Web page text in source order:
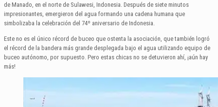
de Manado, en el norte de Sulawesi, Indonesia. Después de siete minutos
impresionantes, emergieron del agua formando una cadena humana que
simbolizaba la celebración del 74º aniversario de Indonesia.
Este no es el único récord de buceo que ostenta la asociación, que también logró
el récord de la bandera más grande desplegada bajo el agua utilizando equipo de
buceo autónomo, por supuesto. Pero estas chicas no se detuvieron ahí, ¡aún hay
más!